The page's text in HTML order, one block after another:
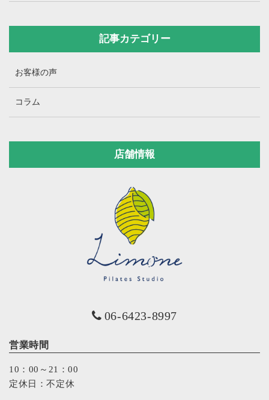
記事カテゴリー
お客様の声
コラム
店舗情報
06-6423-8997
営業時間
10：00～21：00
定休日：不定休